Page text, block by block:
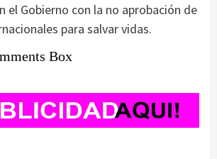
el Gobierno con la no aprobación de
para salvar vidas.
Box